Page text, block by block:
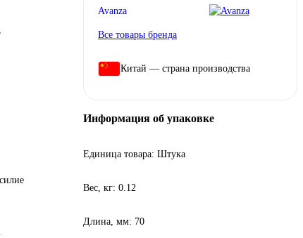
Avanza
Все товары бренда
Китай — страна производства
Информация об упаковке
Единица товара: Штука
Вес, кг: 0.12
Длина, мм: 70